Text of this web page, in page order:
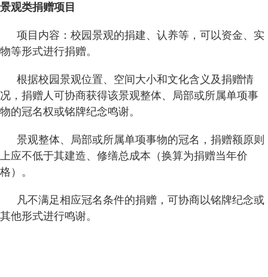
景观类捐赠项目
项目内容：校园景观的捐建、认养等，可以资金、实
物等形式进行捐赠。
根据校园景观位置、空间大小和文化含义及捐赠情
况，捐赠人可协商获得该景观整体、局部或所属单项事
物的冠名权或铭牌纪念鸣谢。
景观整体、局部或所属单项事物的冠名，捐赠额原则
上应不低于其建造、修缮总成本（换算为捐赠当年价
格）。
凡不满足相应冠名条件的捐赠，可协商以铭牌纪念或
其他形式进行鸣谢。